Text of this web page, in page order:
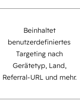
Beinhaltet
benutzerdefiniertes
Targeting nach
Gerätetyp, Land,
Referral-URL und mehr.